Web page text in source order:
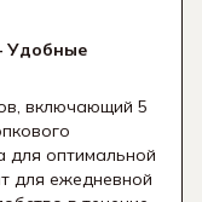
Удобные
включающий 5
для оптимальной
для ежедневной